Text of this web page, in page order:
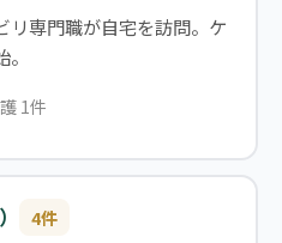
リ専門職が自宅を訪問。ケ
1件
4件